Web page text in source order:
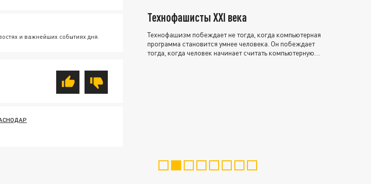
и важнейших событиях дня.
Технофашисты XXI века
Технофашизм побеждает не тогда, когда компьютерная
программа становится умнее человека. Он побеждает
тогда, когда человек начинает считать компьютерную